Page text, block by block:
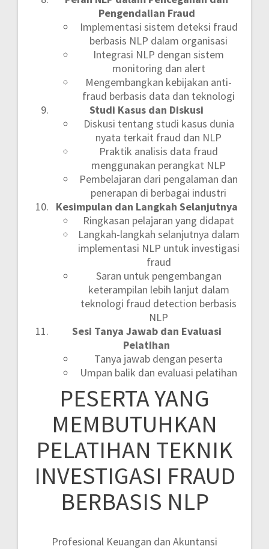
Pengendalian Fraud
Implementasi sistem deteksi fraud
berbasis NLP dalam organisasi
Integrasi NLP dengan sistem
monitoring dan alert
Mengembangkan kebijakan anti-
fraud berbasis data dan teknologi
Studi Kasus dan Diskusi
Diskusi tentang studi kasus dunia
nyata terkait fraud dan NLP
Praktik analisis data fraud
menggunakan perangkat NLP
Pembelajaran dari pengalaman dan
penerapan di berbagai industri
Kesimpulan dan Langkah Selanjutnya
Ringkasan pelajaran yang didapat
Langkah-langkah selanjutnya dalam
implementasi NLP untuk investigasi
fraud
Saran untuk pengembangan
keterampilan lebih lanjut dalam
teknologi fraud detection berbasis
NLP
Sesi Tanya Jawab dan Evaluasi
Pelatihan
Tanya jawab dengan peserta
Umpan balik dan evaluasi pelatihan
PESERTA YANG
MEMBUTUHKAN
PELATIHAN TEKNIK
INVESTIGASI FRAUD
BERBASIS NLP
Profesional Keuangan dan Akuntansi